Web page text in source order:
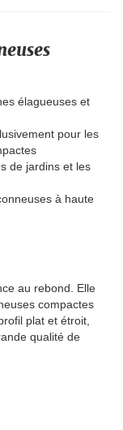
élagueuses et
pour les
de jardins et les
à haute
au rebond. Elle
compactes
plat et étroit,
qualité de